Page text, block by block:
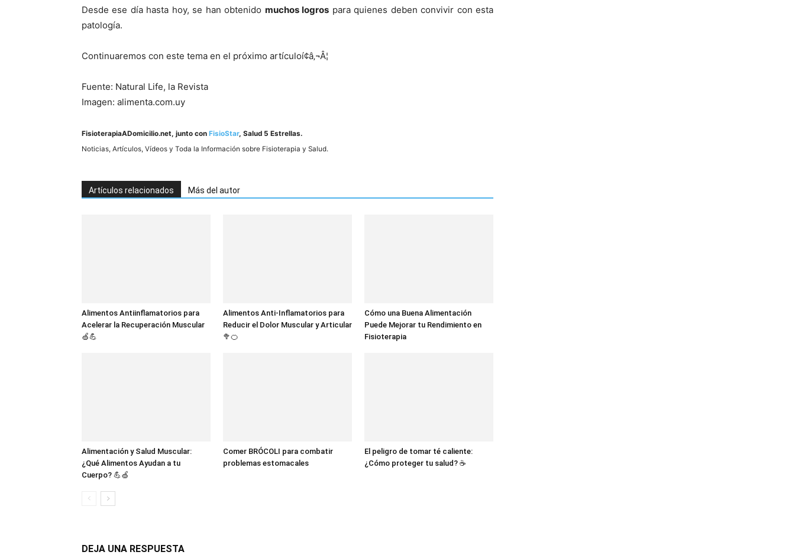
Desde ese dí­a hasta hoy, se han obtenido muchos logros para quienes deben convivir con esta
patologí­a.
Continuaremos con este tema en el próximo artí­culoí¢â‚¬Â¦
Fuente: Natural Life, la Revista
Imagen: alimenta.com.uy
FisioterapiaADomicilio.net, junto con FisioStar, Salud 5 Estrellas.
Noticias, Artí­culos, Ví­deos y Toda la Información sobre Fisioterapia y Salud.
Artículos relacionados Más del autor
Alimentos Antiinflamatorios para
Acelerar la Recuperación Muscular
🍏💪
Alimentos Anti-Inflamatorios para
Reducir el Dolor Muscular y Articular
🥦🍊
Cómo una Buena Alimentación
Puede Mejorar tu Rendimiento en
Fisioterapia
Alimentación y Salud Muscular:
¿Qué Alimentos Ayudan a tu
Cuerpo? 💪🍏
Comer BRÓCOLI para combatir
problemas estomacales
El peligro de tomar té caliente:
¿Cómo proteger tu salud? ☕
DEJA UNA RESPUESTA